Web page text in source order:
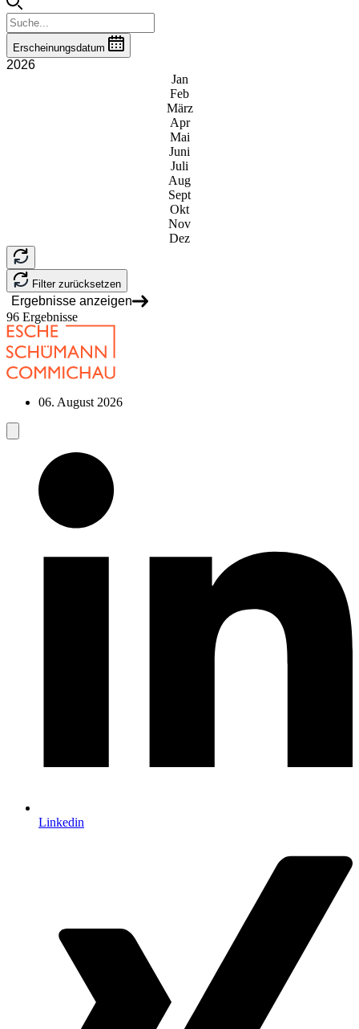
Erscheinungsdatum
2026
Jan
Feb
März
Apr
Mai
Juni
Juli
Aug
Sept
Okt
Nov
Dez
Filter zurücksetzen
Ergebnisse anzeigen
96 Ergebnisse
06. August 2026
Linkedin